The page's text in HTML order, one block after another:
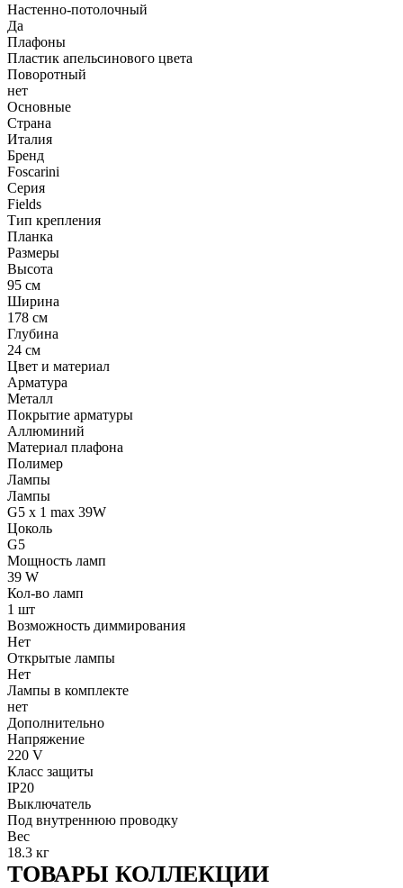
Настенно-потолочный
Да
Плафоны
Пластик апельсинового цвета
Поворотный
нет
Основные
Страна
Италия
Бренд
Foscarini
Серия
Fields
Тип крепления
Планка
Размеры
Высота
95 см
Ширина
178 см
Глубина
24 см
Цвет и материал
Арматура
Металл
Покрытие арматуры
Аллюминий
Материал плафона
Полимер
Лампы
Лампы
G5 x 1 max 39W
Цоколь
G5
Мощность ламп
39 W
Кол-во ламп
1 шт
Возможность диммирования
Нет
Открытые лампы
Нет
Лампы в комплекте
нет
Дополнительно
Напряжение
220 V
Класс защиты
IP20
Выключатель
Под внутреннюю проводку
Вес
18.3 кг
ТОВАРЫ КОЛЛЕКЦИИ